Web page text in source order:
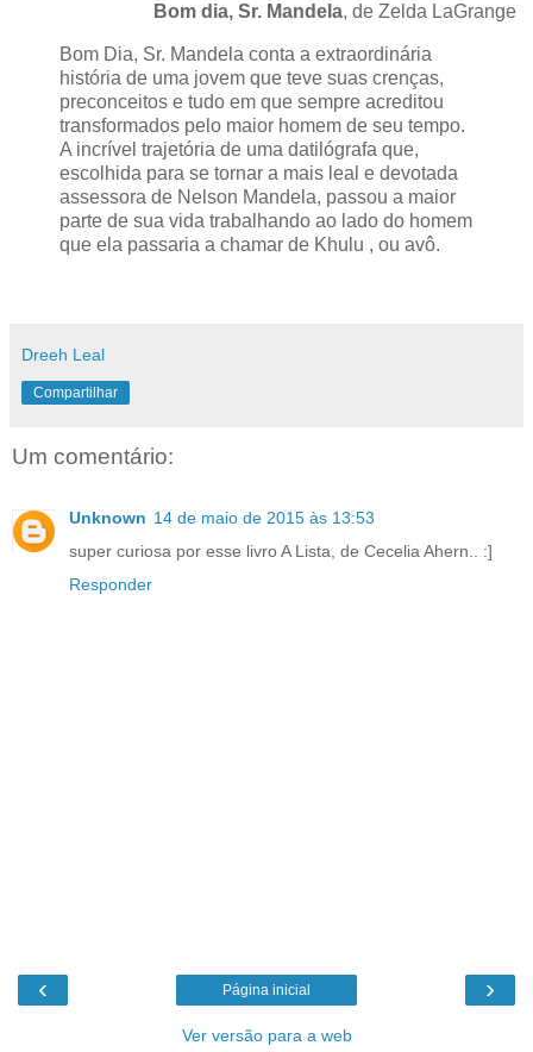
Bom dia, Sr. Mandela, de Zelda LaGrange
Bom Dia, Sr. Mandela conta a extraordinária
história de uma jovem que teve suas crenças,
preconceitos e tudo em que sempre acreditou
transformados pelo maior homem de seu tempo.
A incrível trajetória de uma datilógrafa que,
escolhida para se tornar a mais leal e devotada
assessora de Nelson Mandela, passou a maior
parte de sua vida trabalhando ao lado do homem
que ela passaria a chamar de Khulu , ou avô.
Dreeh Leal
Compartilhar
Um comentário:
Unknown 14 de maio de 2015 às 13:53
super curiosa por esse livro A Lista, de Cecelia Ahern.. :]
Responder
‹ ›
Página inicial
Ver versão para a web